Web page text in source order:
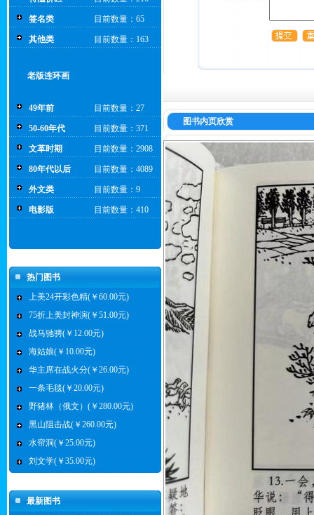
签名类 目前数量：65
其他类 目前数量：163
老版连环画
49年前 目前数量：27
50-60年代 目前数量：371
文革时期 目前数量：2908
80年代以后 目前数量：4089
外文类 目前数量：9
电影版 目前数量：410
热门图书
上美24开彩色精(￥60.00元)
75折上美封神演(￥51.00元)
战马驰骋(￥12.00元)
海姑娘(￥10.00元)
华主席在战火分(￥26.00元)
一条毛毯(￥20.00元)
野猪林（俄文）(￥280.00元)
黑山阻击战(￥260.00元)
水帘洞(￥25.00元)
刘文学(￥35.00元)
最新图书
图书内页欣赏